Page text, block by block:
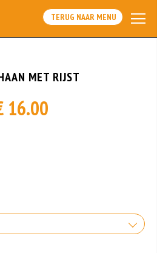
TERUG NAAR MENU
MET RIJST
16.00